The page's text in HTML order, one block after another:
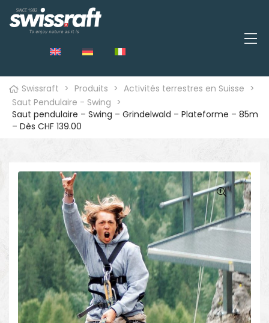
Swissraft > Produits > Activités terrestres en Suisse >
Saut Pendulaire - Swing >
Saut pendulaire – Swing – Grindelwald – Plateforme – 85m
– Dès CHF 139.00
🔍